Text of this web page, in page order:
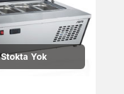
Stokta Yok